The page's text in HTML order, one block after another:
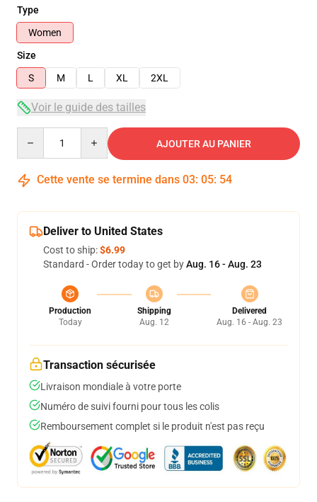
Type
Women
Size
S
M L XL 2XL
Voir le guide des tailles
AJOUTER AU PANIER
Cette vente se termine dans 03: 05: 54
Deliver to United States
Cost to ship:$6.99
Standard - Order today to get byAug. 16 - Aug. 23
Production
Today
Shipping
Aug. 12
Delivered
Aug. 16 - Aug. 23
Transaction sécurisée
Livraison mondiale à votre porte
Numéro de suivi fourni pour tous les colis
Remboursement complet si le produit n'est pas reçu